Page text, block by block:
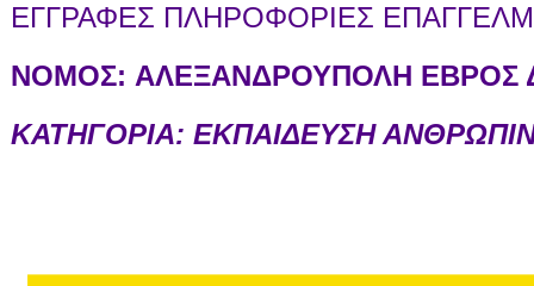
ΕΓΓΡΑΦΕΣ ΠΛΗΡΟΦΟΡΙΕΣ
ΝΟΜΟΣ: ΑΛΕΞΑΝΔΡΟΥΠΟΛΗ ΕΒΡΟΣ
ΚΑΤΗΓΟΡΙΑ: ΕΚΠΑΙΔΕΥΣΗ